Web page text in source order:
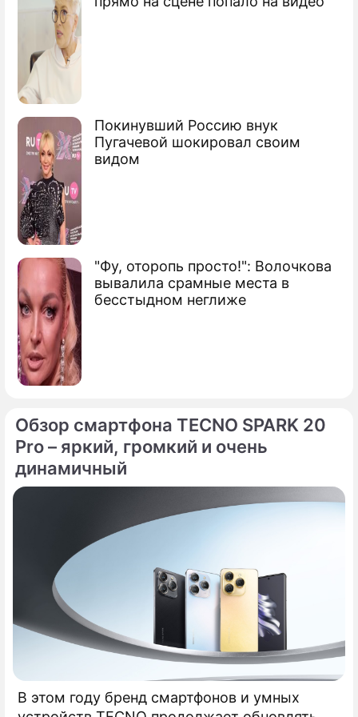
Покинувший Россию внук
Пугачевой шокировал своим
видом
"Фу, оторопь просто!": Волочкова
вывалила срамные места в
бесстыдном неглиже
"Зеленые" рассчитывают на свой
электорат
ЦИК дал совет отверженным партиям
ЦИК сказал ПАРНАСу решительное нет
Сюжеты
Выборы в Госдуму
Обзор смартфона TECNO SPARK 20
Pro – яркий, громкий и очень
динамичный
В этом году бренд смартфонов и умных